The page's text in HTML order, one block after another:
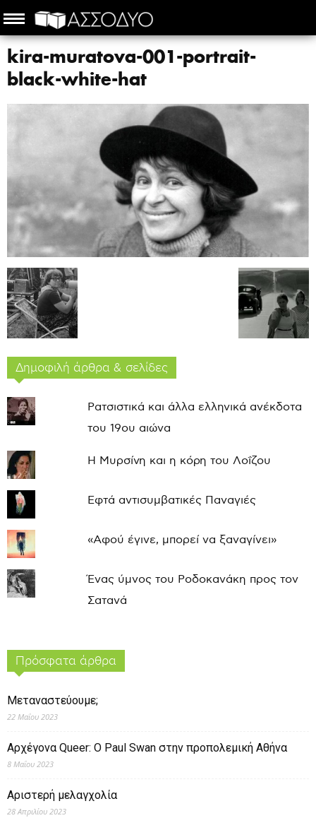
kira-muratova-001-portrait-
black-white-hat
Δημοφιλή άρθρα & σελίδες
Ρατσιστικά και άλλα ελληνικά ανέκδοτα
του 19ου αιώνα
Η Μυρσίνη και η κόρη του Λοΐζου
Εφτά αντισυμβατικές Παναγιές
«Αφού έγινε, μπορεί να ξαναγίνει»
Ένας ύμνος του Ροδοκανάκη προς τον
Σατανά
Πρόσφατα άρθρα
Μεταναστεύουμε;
22 Μαΐου 2023
Αρχέγονα Queer: O Paul Swan στην προπολεμική Αθήνα
8 Μαΐου 2023
Αριστερή μελαγχολία
28 Απριλίου 2023